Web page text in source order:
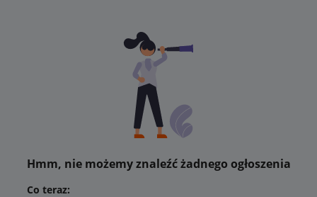
Hmm, nie możemy znaleźć żadnego ogłoszenia
Co teraz: